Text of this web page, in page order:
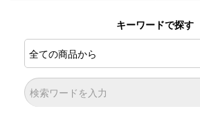
キーワードで探す